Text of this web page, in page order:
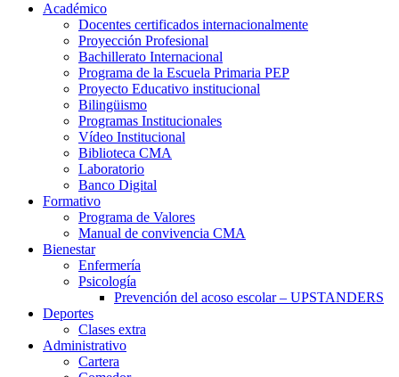
Académico
Docentes certificados internacionalmente
Proyección Profesional
Bachillerato Internacional
Programa de la Escuela Primaria PEP
Proyecto Educativo institucional
Bilingüismo
Programas Institucionales
Vídeo Institucional
Biblioteca CMA
Laboratorio
Banco Digital
Formativo
Programa de Valores
Manual de convivencia CMA
Bienestar
Enfermería
Psicología
Prevención del acoso escolar – UPSTANDERS
Deportes
Clases extra
Administrativo
Cartera